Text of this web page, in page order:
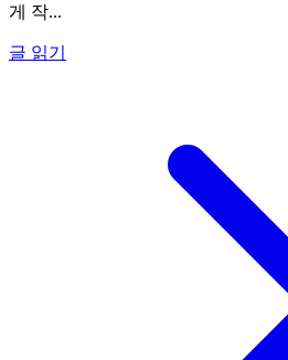
게 작...
글 읽기